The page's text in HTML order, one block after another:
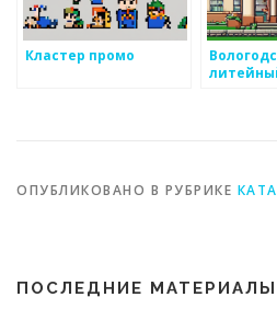
Кластер промо
ОПУБЛИКОВАНО В РУБРИКЕ
ПОСЛЕДНИЕ МАТЕРИАЛЫ